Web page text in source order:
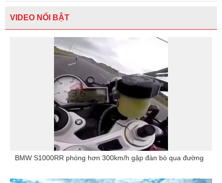
VIDEO NỔI BẬT
BMW S1000RR phóng hơn 300km/h gặp đàn bò qua đường